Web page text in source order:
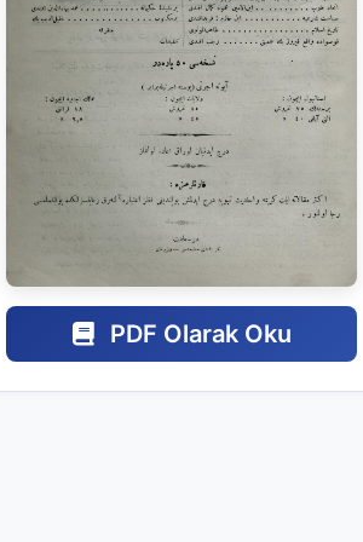
PDF Olarak Oku